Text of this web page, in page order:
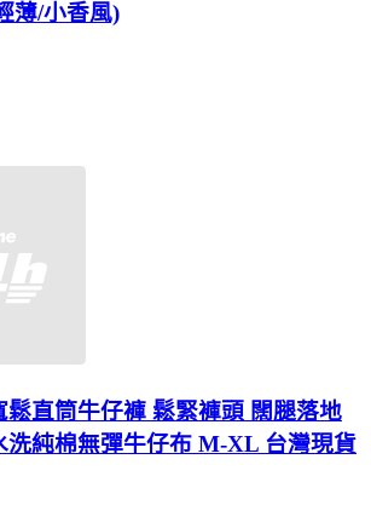
薄/小香風)
直筒牛仔褲 鬆緊褲頭 闊腿落地
洗純棉無彈牛仔布 M-XL 台灣現貨